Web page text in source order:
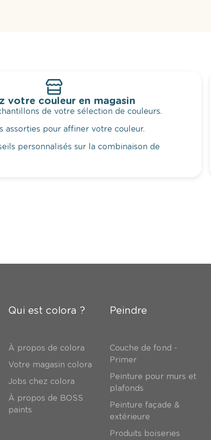
votre couleur en magasin
de votre sélection de couleurs.
assorties pour affiner votre couleur.
personnalisés sur la combinaison de
Qui est colora ?
À propos de colora
Votre magasin colora
Jobs chez colora
À propos de BOSS
paints
Peindre
Couche de fond -
Primer
Peinture pour murs et
plafonds
Peinture façade &
extérieure
Produits boiseries